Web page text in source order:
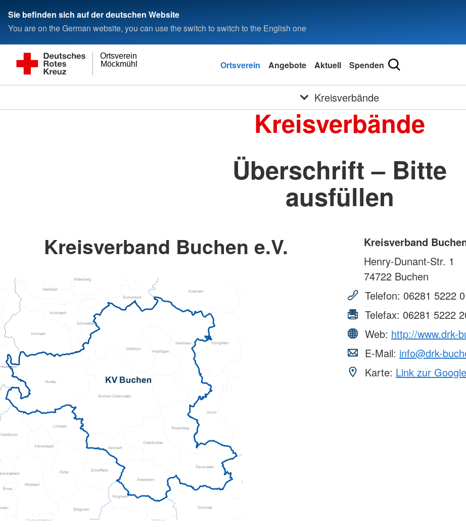
Sie befinden sich auf der deutschen Website
You are on the German website, you can use the switch to switch to the English one
Möckmühl
Ortsverein
Ortsverein Angebote Aktuell Spenden
Kreisverbände
Kreisverbände
Überschrift – Bitte
ausfüllen
Kreisverband Buchen e.V.
Kreisverband
Henry-Dunant-Str. 1
74722 Buchen
Telefon: 06281 5222 0
Telefax: 06281 5222
Web: http://www.drk-
E-Mail: info@drk-
Karte: Link zur